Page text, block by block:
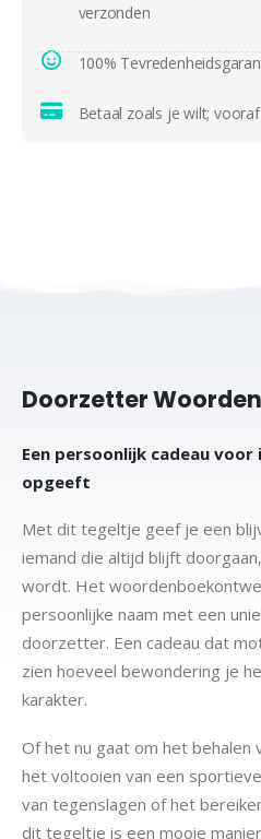
verzonden
100%
Betaal zoals je wilt;
Doorzetter
Een persoonlijk cadeau
opgeeft
Met dit tegeltje geef je een
iemand die altijd blijft
wordt. Het
persoonlijke naam met een
doorzetter. Een cadeau dat
zien hoeveel bewondering je
karakter.
Of het nu gaat om het behalen
het voltooien van een
van tegenslagen of het
dit tegeltje is een mooie